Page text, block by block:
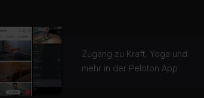
Zugang zu Kraft, Yoga und
mehr in der Peloton App